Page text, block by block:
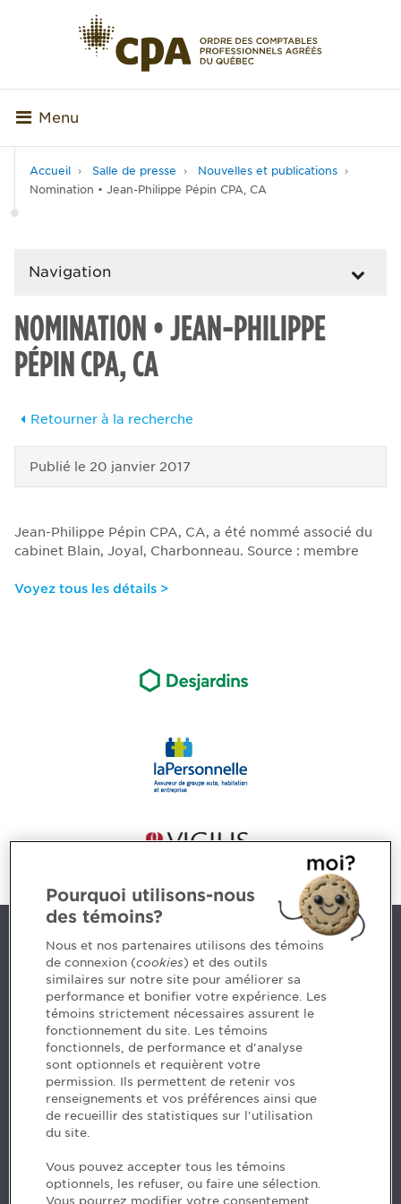
Menu
Accueil Salle de presse
Nouvelles et publications
Nomination • Jean-Philippe Pépin CPA, CA
Navigation
NOMINATION • JEAN-PHILIPPE
PÉPIN CPA, CA
Retourner à la recherche
Publié le 20 janvier 2017
Jean-Philippe Pépin CPA, CA, a été nommé associé du
cabinet Blain, Joyal, Charbonneau. Source : membre
Voyez tous les détails >
Nous joindre
5, Place Ville Marie, bureau 800, Montréal (Québec)
H3B 2G2
www.cpaquebec.ca
Des questions? Faites appel à notre équipe >
Envie de mettre de l’Ordre dans votre carrière? Voyez
les postes disponibles >
Facebook - Devenir CPA
Instagram
Pourquoi utilisons-nous
des témoins?
Nous et nos partenaires utilisons des témoins
de connexion (cookies) et des outils
similaires sur notre site pour améliorer sa
performance et bonifier votre expérience. Les
témoins strictement nécessaires assurent le
fonctionnement du site. Les témoins
fonctionnels, de performance et d'analyse
sont optionnels et requièrent votre
permission. Ils permettent de retenir vos
renseignements et vos préférences ainsi que
de recueillir des statistiques sur l'utilisation
du site.
Vous pouvez accepter tous les témoins
optionnels, les refuser, ou faire une sélection.
Vous pourrez modifier votre consentement